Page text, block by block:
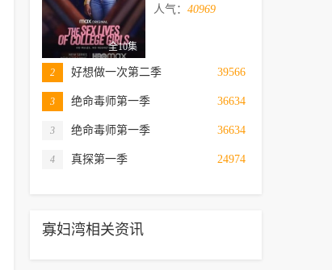
全10集
人气：40969
2 好想做一次第二季 39566
3 绝命毒师第一季 36634
3 绝命毒师第一季 36634
4 真探第一季 24974
寡妇湾相关资讯